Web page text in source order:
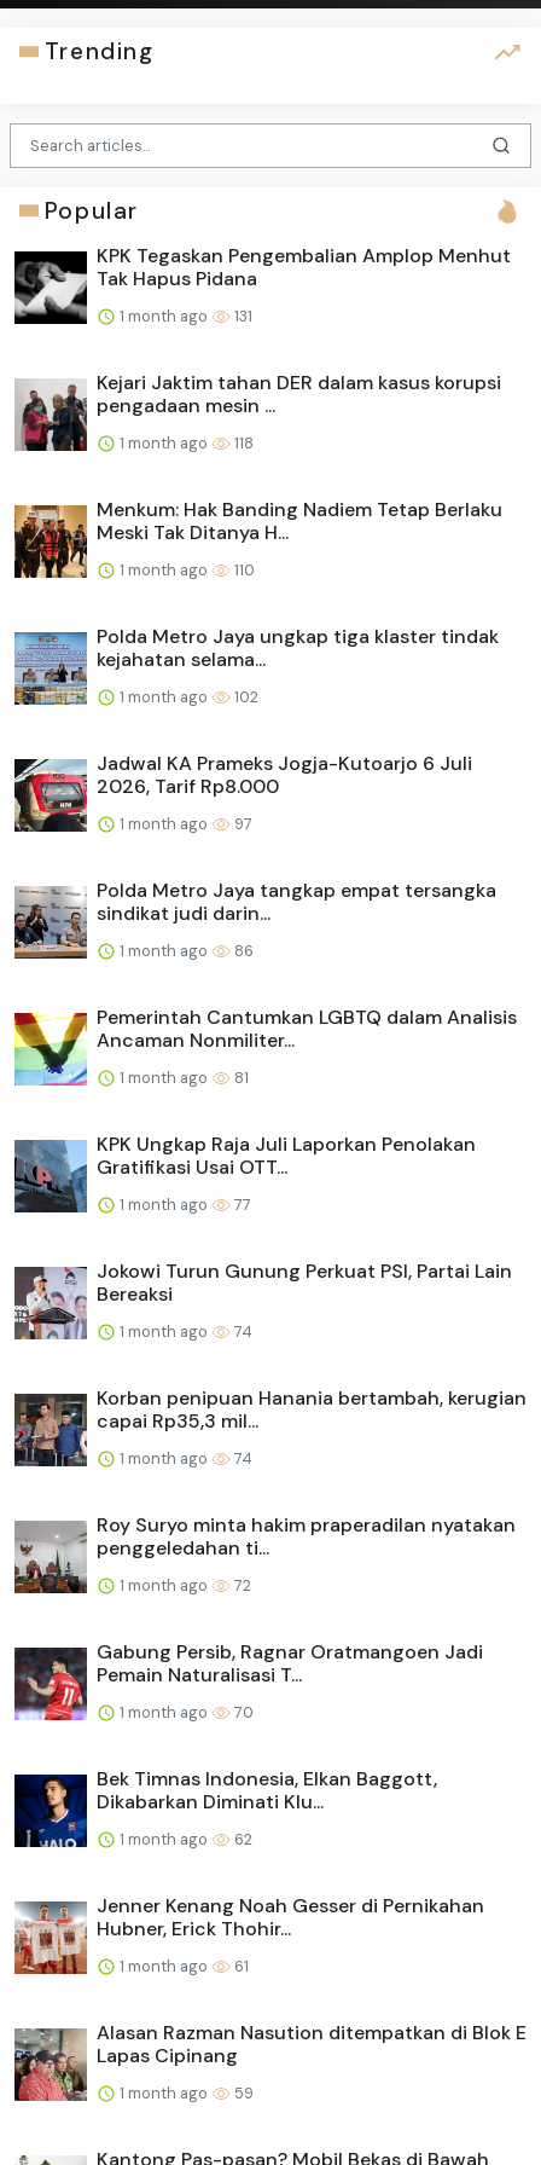
Trending
Popular
KPK Tegaskan Pengembalian Amplop Menhut
Tak Hapus Pidana
1 month ago 131
Kejari Jaktim tahan DER dalam kasus korupsi
pengadaan mesin ...
1 month ago 118
Menkum: Hak Banding Nadiem Tetap Berlaku
Meski Tak Ditanya H...
1 month ago 110
Polda Metro Jaya ungkap tiga klaster tindak
kejahatan selama...
1 month ago 102
Jadwal KA Prameks Jogja-Kutoarjo 6 Juli
2026, Tarif Rp8.000
1 month ago 97
Polda Metro Jaya tangkap empat tersangka
sindikat judi darin...
1 month ago 86
Pemerintah Cantumkan LGBTQ dalam Analisis
Ancaman Nonmiliter...
1 month ago 81
KPK Ungkap Raja Juli Laporkan Penolakan
Gratifikasi Usai OTT...
1 month ago 77
Jokowi Turun Gunung Perkuat PSI, Partai Lain
Bereaksi
1 month ago 74
Korban penipuan Hanania bertambah, kerugian
capai Rp35,3 mil...
1 month ago 74
Roy Suryo minta hakim praperadilan nyatakan
penggeledahan ti...
1 month ago 72
Gabung Persib, Ragnar Oratmangoen Jadi
Pemain Naturalisasi T...
1 month ago 70
Bek Timnas Indonesia, Elkan Baggott,
Dikabarkan Diminati Klu...
1 month ago 62
Jenner Kenang Noah Gesser di Pernikahan
Hubner, Erick Thohir...
1 month ago 61
Alasan Razman Nasution ditempatkan di Blok E
Lapas Cipinang
1 month ago 59
Kantong Pas-pasan? Mobil Bekas di Bawah